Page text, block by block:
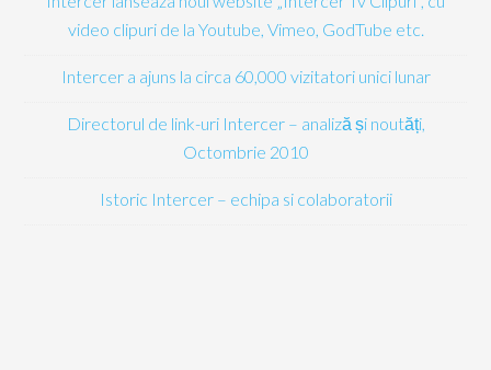
video clipuri de la Youtube, Vimeo, GodTube etc.
Intercer a ajuns la circa 60,000 vizitatori unici lunar
Directorul de link-uri Intercer – analiză și noutăți,
Octombrie 2010
Istoric Intercer – echipa si colaboratorii